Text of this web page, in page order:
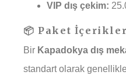
VIP dış çekim:
📦 Paket
Bir Kapadokya dış
standart olarak